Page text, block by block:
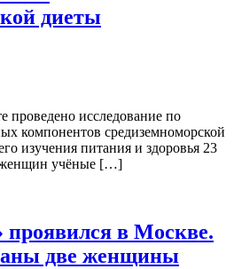
диеты
проведено исследование по
компонентов средиземноморской
изучения питания и здоровья 23
женщин учёные […]
проявился в Москве.
две женщины